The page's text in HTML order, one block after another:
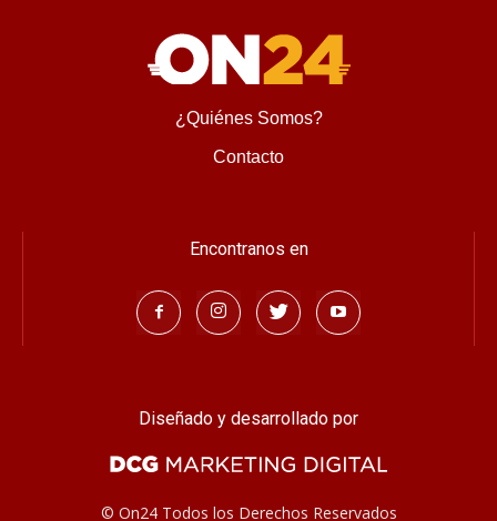
¿Quiénes Somos?
Contacto
Encontranos en
Diseñado y desarrollado por
© On24 Todos los Derechos Reservados